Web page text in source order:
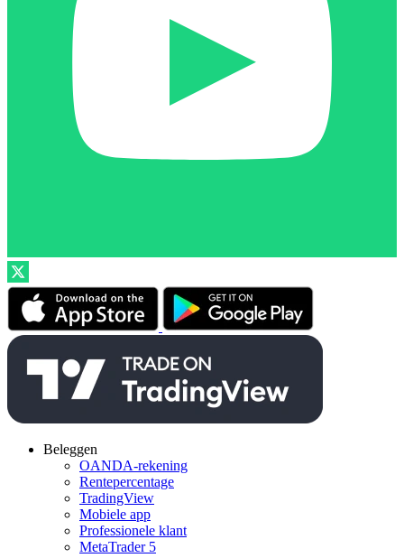
Beleggen
OANDA-rekening
Rentepercentage
TradingView
Mobiele app
Professionele klant
MetaTrader 5